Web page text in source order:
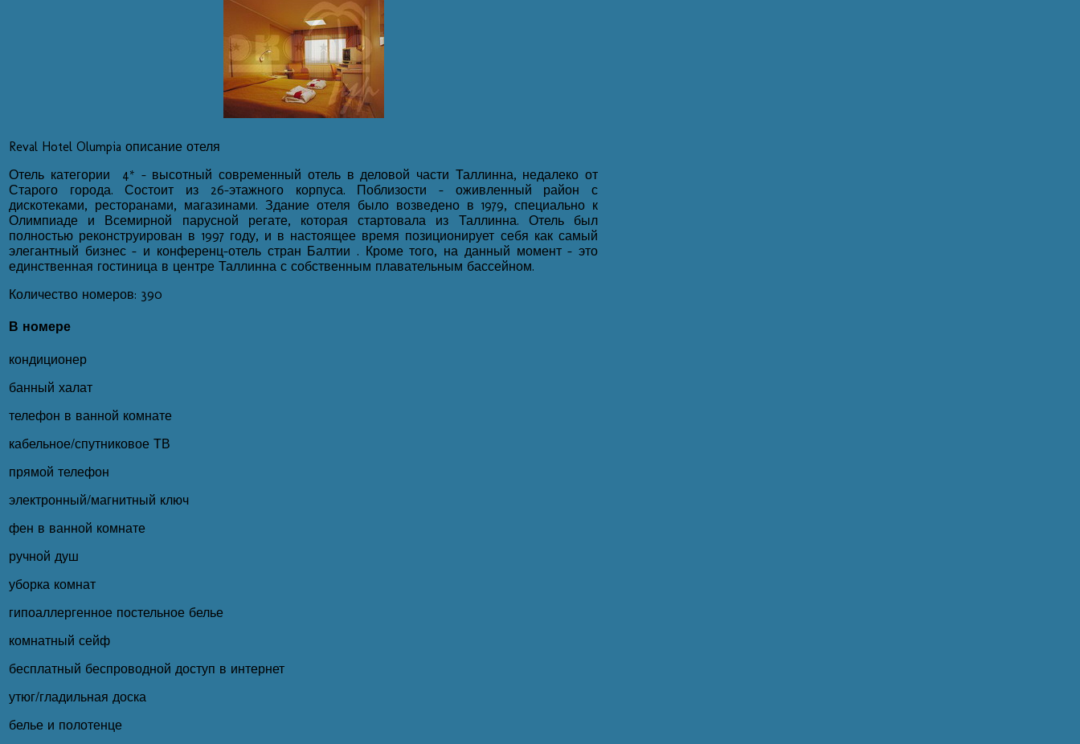
Reval Hotel Olumpia описание отеля
Отель категории 4* - высотный современный отель в деловой части Таллинна, недалеко от
Старого города. Состоит из 26-этажного корпуса. Поблизости - оживленный район с
дискотеками, ресторанами, магазинами. Здание отеля было возведено в 1979, специально к
Олимпиаде и Всемирной парусной регате, которая стартовала из Таллинна. Отель был
полностью реконструирован в 1997 году, и в настоящее время позиционирует себя как самый
элегантный бизнес - и конференц-отель стран Балтии . Кроме того, на данный момент - это
единственная гостиница в центре Таллинна с собственным плавательным бассейном.
Количество номеров: 390
В номере
кондиционер
банный халат
телефон в ванной комнате
кабельное/спутниковое ТВ
прямой телефон
электронный/магнитный ключ
фен в ванной комнате
ручной душ
уборка комнат
гипоаллергенное постельное белье
комнатный сейф
бесплатный беспроводной доступ в интернет
утюг/гладильная доска
белье и полотенце